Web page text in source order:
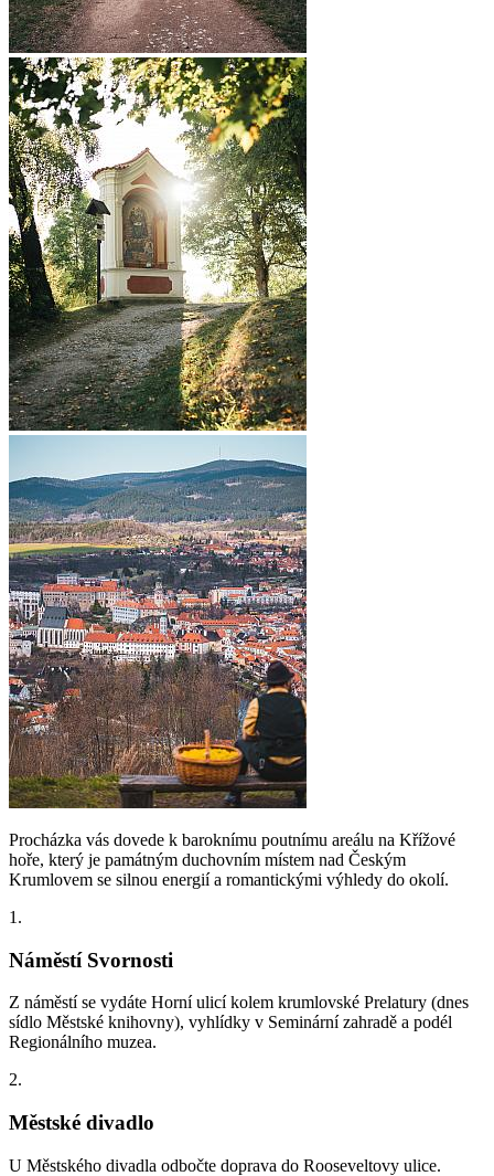
Procházka vás dovede k baroknímu poutnímu areálu na Křížové
hoře, který je památným duchovním místem nad Českým
Krumlovem se silnou energií a romantickými výhledy do okolí.
1.
Náměstí Svornosti
Z náměstí se vydáte Horní ulicí kolem krumlovské Prelatury (dnes
sídlo Městské knihovny), vyhlídky v Seminární zahradě a podél
Regionálního muzea.
2.
Městské divadlo
U Městského divadla odbočte doprava do Rooseveltovy ulice.